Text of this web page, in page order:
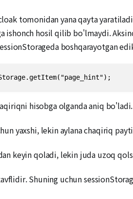
tomonidan yana qayta
hosil qilib bo'lmaydi.
boshqarayotgan
hisobga olganda aniq bo'ladi.
yaxshi, lekin aylana chaqiriq
keyin qoladi, lekin juda uzoq
Shuning uchun